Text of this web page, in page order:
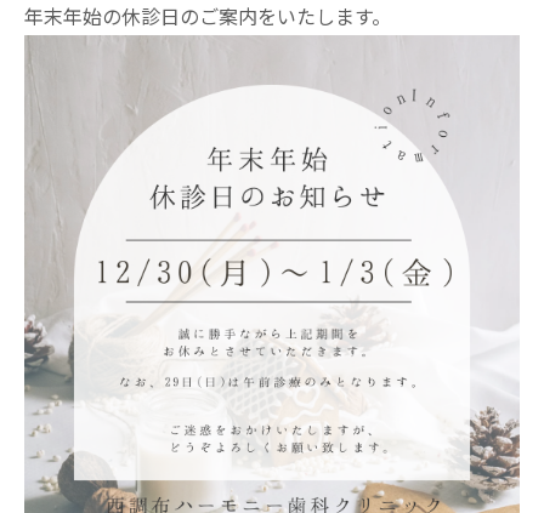
年末年始の休診日のご案内をいたします。